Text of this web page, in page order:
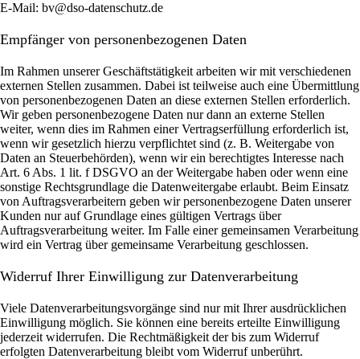
E-Mail: bv@dso-datenschutz.de
Empfänger von personenbezogenen Daten
Im Rahmen unserer Geschäftstätigkeit arbeiten wir mit verschiedenen
externen Stellen zusammen. Dabei ist teilweise auch eine Übermittlung
von personenbezogenen Daten an diese externen Stellen erforderlich.
Wir geben personenbezogene Daten nur dann an externe Stellen
weiter, wenn dies im Rahmen einer Vertragserfüllung erforderlich ist,
wenn wir gesetzlich hierzu verpflichtet sind (z. B. Weitergabe von
Daten an Steuerbehörden), wenn wir ein berechtigtes Interesse nach
Art. 6 Abs. 1 lit. f DSGVO an der Weitergabe haben oder wenn eine
sonstige Rechtsgrundlage die Datenweitergabe erlaubt. Beim Einsatz
von Auftragsverarbeitern geben wir personenbezogene Daten unserer
Kunden nur auf Grundlage eines gültigen Vertrags über
Auftragsverarbeitung weiter. Im Falle einer gemeinsamen Verarbeitung
wird ein Vertrag über gemeinsame Verarbeitung geschlossen.
Widerruf Ihrer Einwilligung zur Datenverarbeitung
Viele Datenverarbeitungsvorgänge sind nur mit Ihrer ausdrücklichen
Einwilligung möglich. Sie können eine bereits erteilte Einwilligung
jederzeit widerrufen. Die Rechtmäßigkeit der bis zum Widerruf
erfolgten Datenverarbeitung bleibt vom Widerruf unberührt.